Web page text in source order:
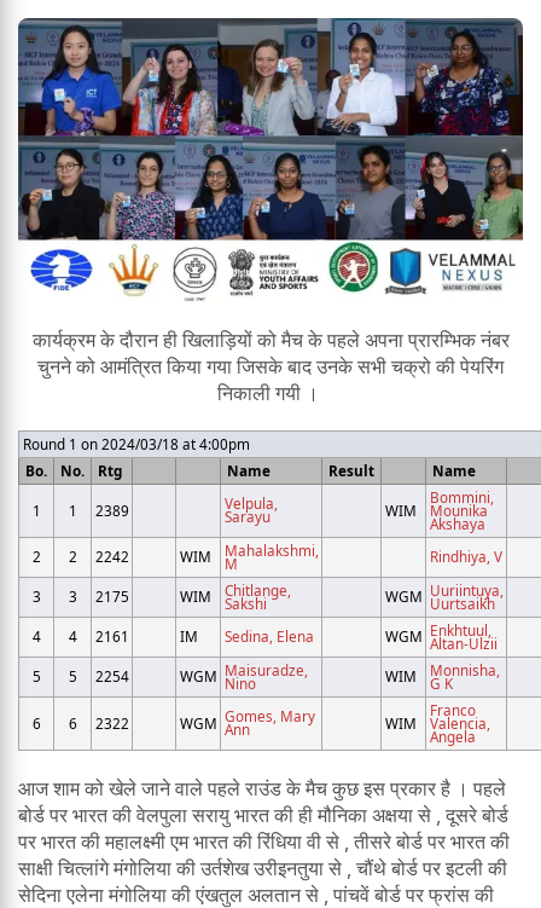
कार्यक्रम के दौरान ही खिलाड़ियों को मैच के पहले अपना प्रारम्भिक नंबर
चुनने को आमंत्रित किया गया जिसके बाद उनके सभी चक्रो की पेयरिंग
निकाली गयी ।
Round 1 on 2024/03/18 at 4:00pm
Bo.
No. Rtg Name Result Name
1 1 2389 Velpula,
Sarayu WIM
Bommini,
Mounika
Akshaya
2
2 2242 WIM Mahalakshmi,
M Rindhiya, V
3 3 2175 WIM Chitlange,
Sakshi WGM Uuriintuya,
Uurtsaikh
4
4 2161 IM Sedina, Elena WGM Enkhtuul,
Altan-Ulzii
5
5 2254 WGM Maisuradze,
Nino WIM Monnisha,
G K
6 6 2322 WGM Gomes, Mary
Ann WIM
Franco
Valencia,
Angela
आज शाम को खेले जाने वाले पहले राउंड के मैच कुछ इस प्रकार है । पहले
बोर्ड पर भारत की वेलपुला सरायु भारत की ही मौनिका अक्षया से , दूसरे बोर्ड
पर भारत की महालक्ष्मी एम भारत की रिंधिया वी से , तीसरे बोर्ड पर भारत की
साक्षी चित्लांगे मंगोलिया की उर्तशेख उरीइनतुया से , चौंथे बोर्ड पर इटली की
सेदिना एलेना मंगोलिया की एंखतुल अलतान से , पांचवें बोर्ड पर फ्रांस की